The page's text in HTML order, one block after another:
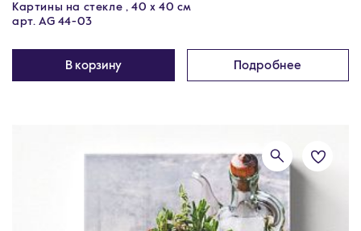
Картины на стекле , 40 x 40 см
арт. AG 44-03
В корзину Подробнее